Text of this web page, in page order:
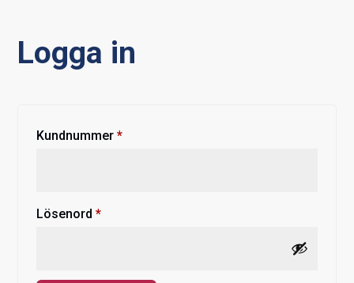
Logga in
Kundnummer*Obligatoriskt
Lösenord*Obligatoriskt